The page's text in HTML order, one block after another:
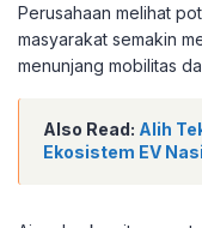
Perusahaan melihat
masyarakat semakin
menunjang mobilitas
Also Read: Alih
Ekosistem EV